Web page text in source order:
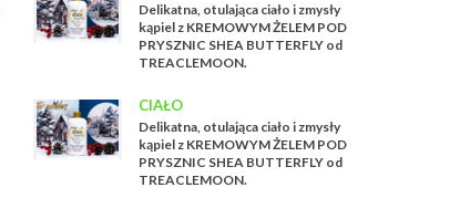
Delikatna, otulająca ciało i zmysły
kąpiel z KREMOWYM ŻELEM POD
PRYSZNIC SHEA BUTTERFLY od
TREACLEMOON.
CIAŁO
Delikatna, otulająca ciało i zmysły
kąpiel z KREMOWYM ŻELEM POD
PRYSZNIC SHEA BUTTERFLY od
TREACLEMOON.